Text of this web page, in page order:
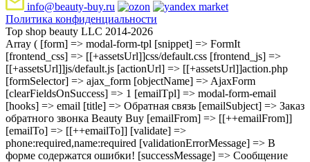
info@beauty-buy.ru
Политика конфиденциальности
Top shop beauty LLC 2014-2026
Array ( [form] => modal-form-tpl [snippet] => FormIt
[frontend_css] => [[+assetsUrl]]css/default.css [frontend_js] =>
[[+assetsUrl]]js/default.js [actionUrl] => [[+assetsUrl]]action.php
[formSelector] => ajax_form [objectName] => AjaxForm
[clearFieldsOnSuccess] => 1 [emailTpl] => modal-form-email
[hooks] => email [title] => Обратная связь [emailSubject] => Заказ
обратного звонка Beauty Buy [emailFrom] => [[++emailFrom]]
[emailTo] => [[++emailTo]] [validate] =>
phone:required,name:required [validationErrorMessage] => В
форме содержатся ошибки! [successMessage] => Сообщение